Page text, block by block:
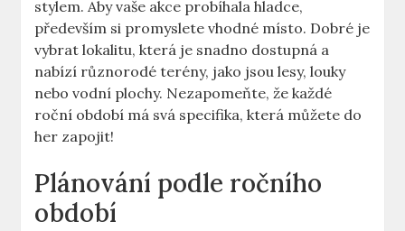
stylem. Aby vaše akce probíhala hladce,
především si promyslete vhodné místo. Dobré je
vybrat lokalitu, která je snadno dostupná a
nabízí různorodé terény, jako jsou lesy, louky
nebo vodní plochy. Nezapomeňte, že každé
roční období má svá specifika, která můžete do
her zapojit!
Plánování podle ročního
období